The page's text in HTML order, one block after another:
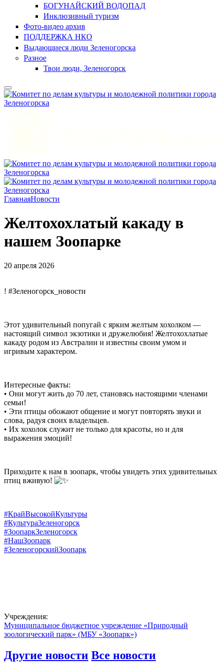
БОГУНАЙСКИЙ ВОДОПАД
Инклюзивный туризм
Фото-видео архив
ПОДДЕРЖКА НКО
Выдающиеся люди Зеленогорска
Разное
Твои люди, Зеленогорск
ГлавнаяНовости
Желтохохлатый какаду в
нашем Зоопарке
20 апреля 2026
! #Зеленогорск_новости
Этот удивительный попугай с ярким желтым хохолком —
настоящий символ экзотики и дружелюбия! Желтохохлатые
какаду родом из Австралии и известны своим умом и
игривым характером.
Интересные факты:
• Они могут жить до 70 лет, становясь настоящими членами
семьи!
• Эти птицы обожают общение и могут повторять звуки и
слова, радуя своих владельцев.
• Их хохолок служит не только для красоты, но и для
выражения эмоций!
Приходите к нам в зоопарк, чтобы увидеть этих удивительных
птиц вживую!
#КрайВысокойКультуры
#КультураЗеленогорск
#ЗоопаркЗеленогорск
#НашЗоопарк
#ЗеленогорскийЗоопарк
Учреждения:
Муниципальное бюджетное учреждение «Природный
зоологический парк» (МБУ «Зоопарк»)
Другие новости Все новости